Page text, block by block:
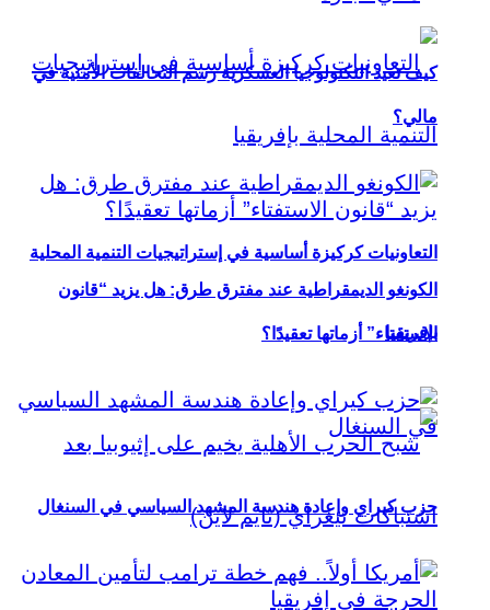
التعاونيات كركيزة أساسية في إستراتيجيات التنمية المحلية
بإفريقيا
كيف تعيد التكنولوجيا العسكرية رسم التحالفات الأمنية في
مالي؟
الكونغو الديمقراطية عند مفترق طرق: هل يزيد “قانون
الاستفتاء” أزماتها تعقيدًا؟
حزب كيراي وإعادة هندسة المشهد السياسي في السنغال